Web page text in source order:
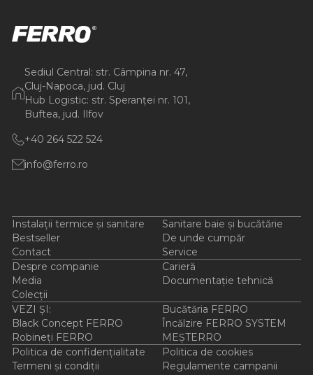
Sediul Central: str. Câmpina nr. 47,
Cluj-Napoca, jud. Cluj
Hub Logistic: str. Speranței nr. 101,
Buftea, jud. Ilfov
+40 264 522 524
info@ferro.ro
Instalații termice și sanitare
Sanitare baie și bucătărie
Bestseller
De unde cumpăr
Contact
Service
Despre companie
Carieră
Media
Documentație tehnică
Colecții
VEZI ȘI:
Bucătăria FERRO
Black Concept FERRO
Încălzire FERRO SYSTEM
Robineți FERRO
MEȘTERRO
Politica de confidențialitate
Politica de cookies
Termeni și condiții
Regulamente campanii